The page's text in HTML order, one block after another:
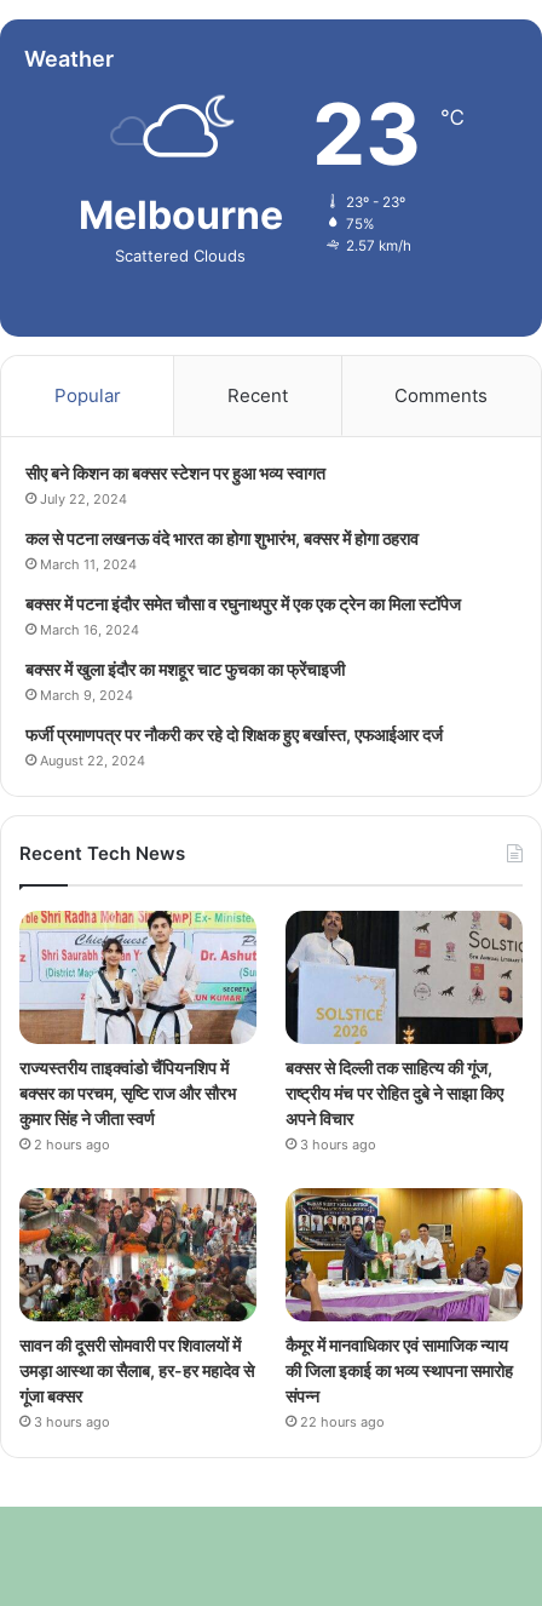
Weather
Melbourne
Scattered Clouds
23 ℃
23º - 23º
75%
2.57 km/h
Popular Recent Comments
सीए बने किशन का बक्सर स्टेशन पर हुआ भव्य स्वागत
July 22, 2024
कल से पटना लखनऊ वंदे भारत का होगा शुभारंभ, बक्सर में होगा ठहराव
March 11, 2024
बक्सर में पटना इंदौर समेत चौसा व रघुनाथपुर में एक एक ट्रेन का मिला स्टॉपेज
March 16, 2024
बक्सर में खुला इंदौर का मशहूर चाट फुचका का फ्रेंचाइजी
March 9, 2024
फर्जी प्रमाणपत्र पर नौकरी कर रहे दो शिक्षक हुए बर्खास्त, एफआईआर दर्ज
August 22, 2024
Recent Tech News
राज्यस्तरीय ताइक्वांडो चैंपियनशिप में
बक्सर का परचम, सृष्टि राज और सौरभ
कुमार सिंह ने जीता स्वर्ण
2 hours ago
बक्सर से दिल्ली तक साहित्य की गूंज,
राष्ट्रीय मंच पर रोहित दुबे ने साझा किए
अपने विचार
3 hours ago
सावन की दूसरी सोमवारी पर शिवालयों में
उमड़ा आस्था का सैलाब, हर-हर महादेव से
गूंजा बक्सर
3 hours ago
कैमूर में मानवाधिकार एवं सामाजिक न्याय
की जिला इकाई का भव्य स्थापना समारोह
संपन्न
22 hours ago